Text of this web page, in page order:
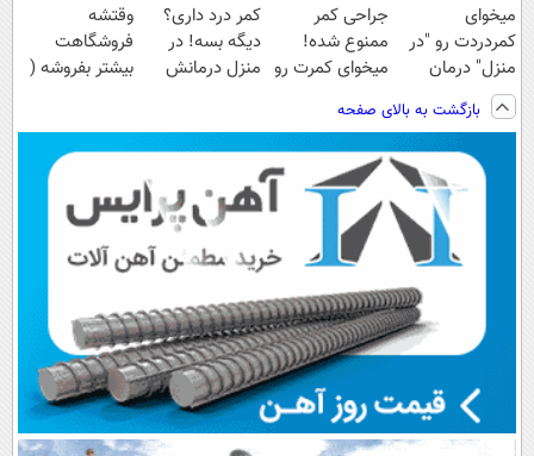
میخوای
کمردردت رو "در
منزل" درمان
کنی؟ (◂فیلم +
◂پرسش‌نامه)
جراحی کمر
ممنوع شده!
میخوای کمرت رو
کنی؟
((پرسش‌نامه))
کمر درد داری؟
دیگه بسه! در
منزل درمانش
وقتشه
فروشگاهت
بیشتر بفروشه (
بازگشت به بالای صفحه